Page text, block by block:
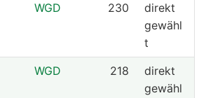
WGD 230
direkt
gewähl
t
WGD 218
direkt
gewähl